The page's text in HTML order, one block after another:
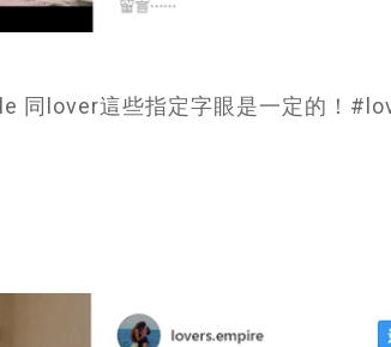
同lover這些指定字眼是一定的！